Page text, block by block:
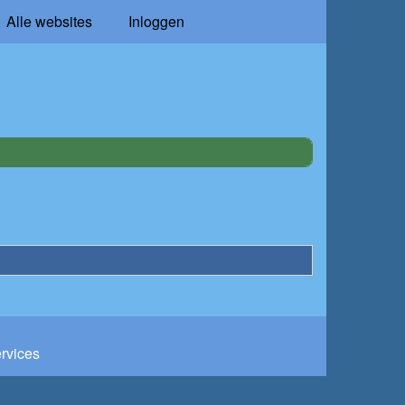
Alle websites Inloggen